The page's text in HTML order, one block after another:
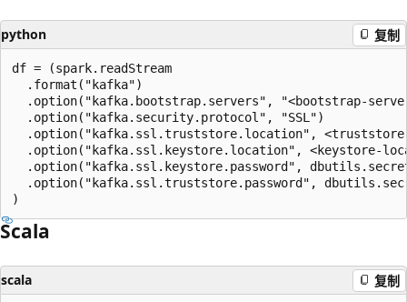
python 复制
df = (spark.readStream
  .format("kafka")
.option("kafka.bootstrap.servers", "<bootstrap-
  .option("kafka.security.protocol", "SSL")
.option("kafka.ssl.truststore.location",
.option("kafka.ssl.keystore.location", <keystore-
.option("kafka.ssl.keystore.password",
.option("kafka.ssl.truststore.password",
Scala
scala 复制